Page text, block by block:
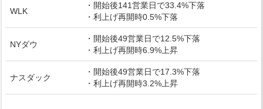
WLK
・開始後141営業日で33.4%下落
・利上げ再開時0.5%下落
NYダウ
・開始後49営業日で12.5%下落
・利上げ再開時6.9%上昇
ナスダック
・開始後49営業日で17.3%下落
・利上げ再開時3.2%上昇